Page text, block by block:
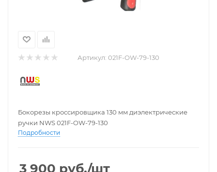
Артикул: 021F-OW-79-130
Бокорезы кроссировщика 130 мм диэлектрические
ручки NWS 021F-OW-79-130
Подробности
3 900 руб./шт